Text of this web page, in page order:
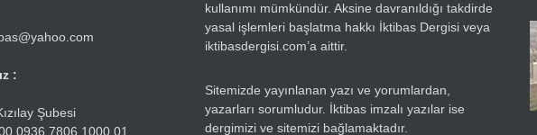
:
Şubesi
0936 7806 1000 01
kullanımı mümkündür. Aksine davranıldığı takdirde
yasal işlemleri başlatma hakkı İktibas Dergisi veya
iktibasdergisi.com’a aittir.
Sitemizde yayınlanan yazı ve yorumlardan,
yazarları sorumludur. İktibas imzalı yazılar ise
dergimizi ve sitemizi bağlamaktadır.